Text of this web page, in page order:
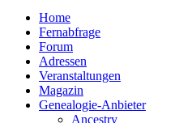
Home
Fernabfrage
Forum
Adressen
Veranstaltungen
Magazin
Genealogie-Anbieter
Ancestry